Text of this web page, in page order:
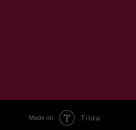
Made on Tilda